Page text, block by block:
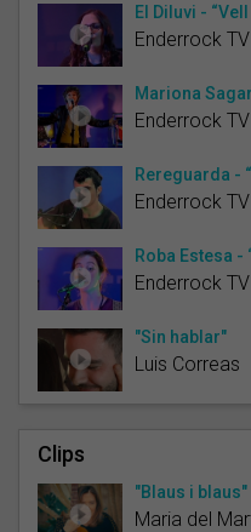
El Diluvi -
Enderrock
Mariona
Enderrock
Rereguarda -
Enderrock
Roba Estesa -
Enderrock
"Sin hablar"
Luis Correas
Clips
"Blaus i blaus"
Maria del